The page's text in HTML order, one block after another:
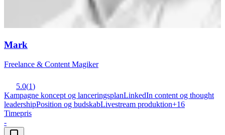
Mark
Freelance & Content Magiker
5.0(1)
Kampagne koncept og lanceringsplanLinkedIn content og thought
leadershipPosition og budskabLivestream produktion+16
Timepris
-